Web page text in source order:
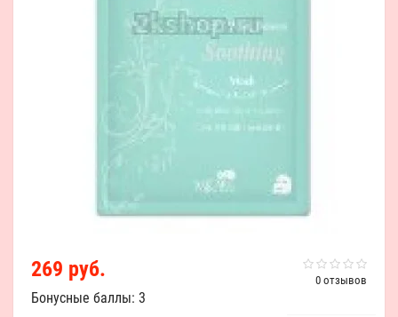
0 отзывов
269 руб.
Бонусные баллы: 3